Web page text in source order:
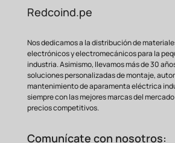
Redcoind.pe
Nos dedicamos a la distribución de
electrónicos y electromecánicos para la
industria. Asimismo, llevamos más de 30
soluciones personalizadas de montaje,
mantenimiento de aparamenta eléctrica
siempre con las mejores marcas del
precios competitivos.
Comunícate con nosotros: